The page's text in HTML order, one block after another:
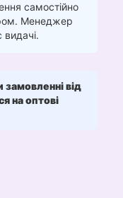
самостійно
Менеджер
від
на оптові